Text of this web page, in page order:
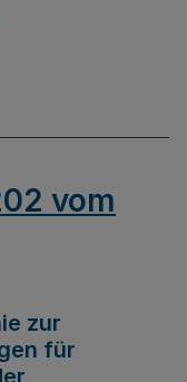
vom
zur
für